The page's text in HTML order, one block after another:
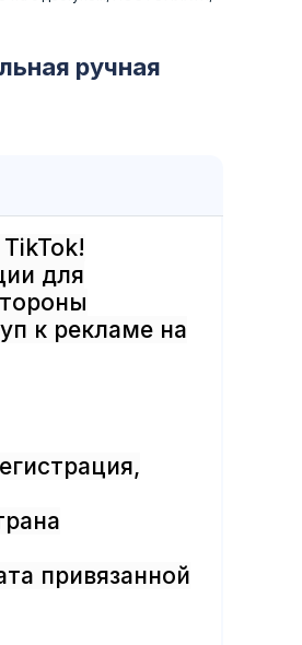
ручная
для
к рекламе на
привязанной